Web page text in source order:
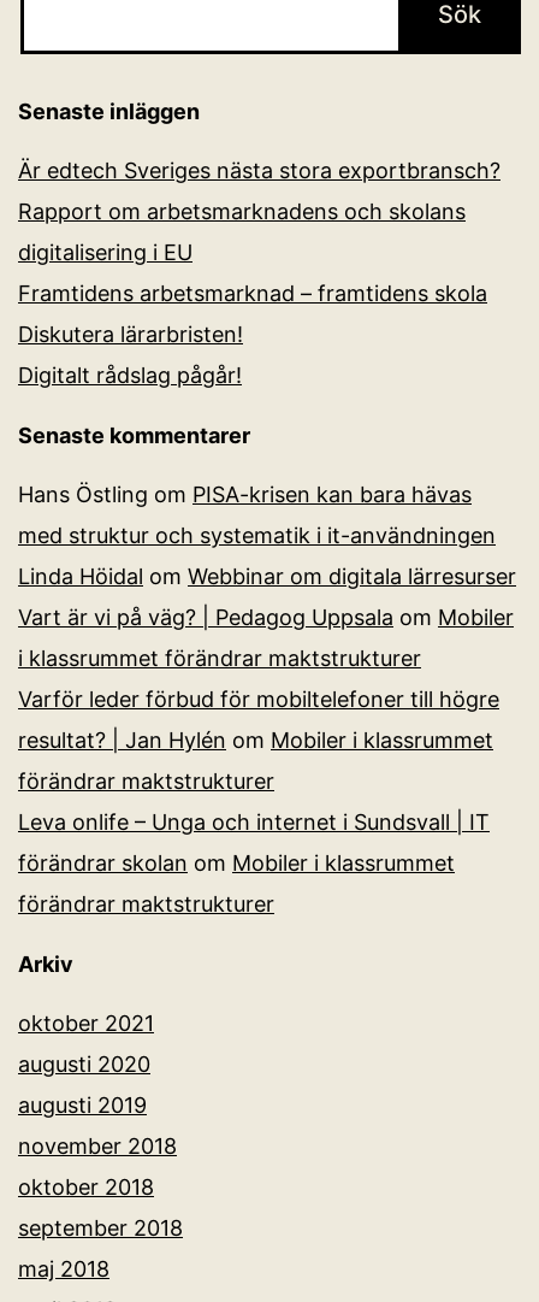
Senaste inläggen
Är edtech Sveriges nästa stora exportbransch?
Rapport om arbetsmarknadens och skolans
digitalisering i EU
Framtidens arbetsmarknad – framtidens skola
Diskutera lärarbristen!
Digitalt rådslag pågår!
Senaste kommentarer
Hans Östling om PISA-krisen kan bara hävas
med struktur och systematik i it-användningen
Linda Höidal om Webbinar om digitala lärresurser
Vart är vi på väg? | Pedagog Uppsala om Mobiler
i klassrummet förändrar maktstrukturer
Varför leder förbud för mobiltelefoner till högre
resultat? | Jan Hylén om Mobiler i klassrummet
förändrar maktstrukturer
Leva onlife – Unga och internet i Sundsvall | IT
förändrar skolan om Mobiler i klassrummet
förändrar maktstrukturer
Arkiv
oktober 2021
augusti 2020
augusti 2019
november 2018
oktober 2018
september 2018
maj 2018